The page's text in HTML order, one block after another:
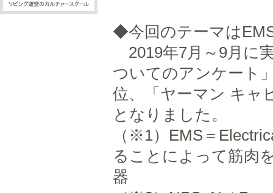
◆今回のテーマは
2019年7月～9月に
ついてのアンケート
位、「ヤーマン キャ
となりました。
（※1）EMS＝
ることによって筋肉
器